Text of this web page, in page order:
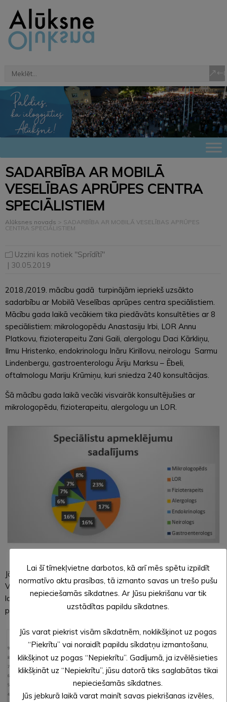
SADARBĪBA AR MOBILĀ
VESELĪBAS APRŪPES CENTRA
SPECIĀLISTIEM
Alūksnes novads > SADARBĪBA AR MOBILĀ VESELĪBAS APRŪPES
CENTRA SPECIĀLISTIEM
Uzzini kas notiek "Sprīdītī"
| 30.05.2019
2018./2019. mācību gadā turpinājām iepriekš uzsākto
sadarbību ar Mobilā Veselības aprūpes centra speciālistiem.
Mācību gada laikā vecākiem tika piedāvāts konsultēties ar 8
speciālistiem: mikrologopēdu Anastasiju Irbi, LOR Annu
Platkovu, fizioterapeitu Zani Gaili, alergologu Daci Kārkliņu,
Ilmu Hristenko, endokrinologu Ināru Kirillovu, neirologu Sarmu
Lindenbergu, gastroenterologu Āriju Marksu – Ēbeli,
oftalmologu Mariju Krūmiņu, kuri sniedza 240 konsultācijas.
Šā mācību gada laikā vecāki visvairāk konsultējušies ar
mikrologopēdu, fizioterapeitu, alergologu un LOR.
Jāatzīmē, ka kopš esam uzsākuši sadarbību ar Mobilā
Veselības aprūpes centra speciālistiem, 553 apmeklējumu
laikā speciālisti snieguši daudzveidīgus ieteikumus, kas
palīdzējuši gan bērniem, gan ģimenēm.
Lai šī tīmekļvietne darbotos, kā arī mēs spētu izpildīt
normatīvo aktu prasības, tā izmanto savas un trešo pušu
nepieciešamās sīkdatnes. Ar Jūsu piekrišanu var tik
uzstādītas papildu sīkdatnes.
Jūs varat piekrist visām sīkdatnēm, noklikšķinot uz pogas
“Piekrītu” vai noraidīt papildu sīkdatņu izmantošanu,
klikšķinot uz pogas “Nepiekrītu”. Gadījumā, ja izvēlēsieties
klikšķināt uz “Nepiekrītu”, jūsu datorā tiks saglabātas tikai
nepieciešamās sīkdatnes.
Jūs jebkurā laikā varat mainīt savas piekrišanas izvēles,